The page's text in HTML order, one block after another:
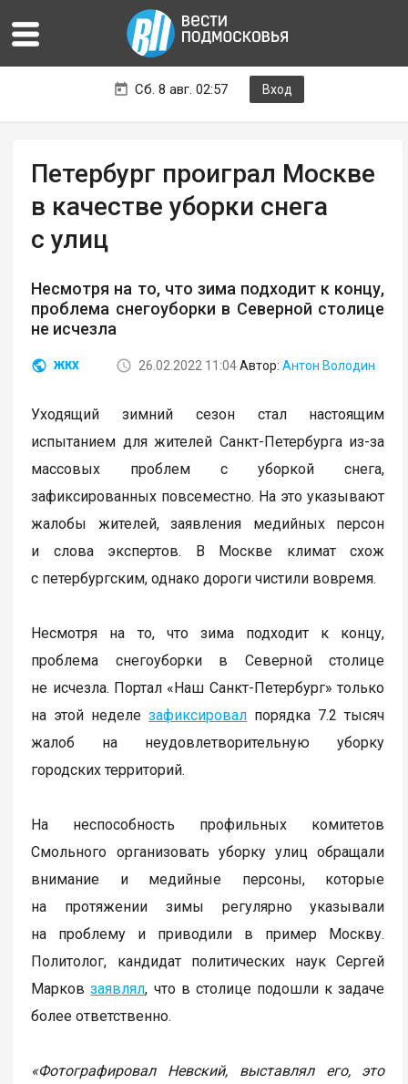
Сб. 8 авг. 02:57 Вход
Петербург проиграл Москве
в качестве уборки снега
с улиц
Несмотря на то, что зима подходит к концу,
проблема снегоуборки в Северной столице
не исчезла
ЖКХ 26.02.2022 11:04 Автор:Антон Володин
Уходящий зимний сезон стал настоящим
испытанием для жителей Санкт-Петербурга из-за
массовых проблем с уборкой снега,
зафиксированных повсеместно. На это указывают
жалобы жителей, заявления медийных персон
и слова экспертов. В Москве климат схож
с петербургским, однако дороги чистили вовремя.
Несмотря на то, что зима подходит к концу,
проблема снегоуборки в Северной столице
не исчезла. Портал «Наш Санкт-Петербург» только
на этой неделезафиксировал порядка 7.2 тысяч
жалоб на неудовлетворительную уборку
городских территорий.
На неспособность профильных комитетов
Смольного организовать уборку улиц обращали
внимание и медийные персоны, которые
на протяжении зимы регулярно указывали
на проблему и приводили в пример Москву.
Политолог, кандидат политических наук Сергей
Марковзаявлял, что в столице подошли к задаче
более ответственно.
«Фотографировал Невский, выставлял его, это